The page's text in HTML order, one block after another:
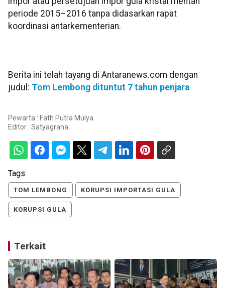
periode 2015–2016 tanpa didasarkan rapat
koordinasi antarkementerian.
Berita ini telah tayang di Antaranews.com dengan
judul: Tom Lembong dituntut 7 tahun penjara
Pewarta : Fath Putra Mulya
Editor : Satyagraha
Tags:
TOM LEMBONG KORUPSI IMPORTASI GULA
KORUPSI GULA
Terkait